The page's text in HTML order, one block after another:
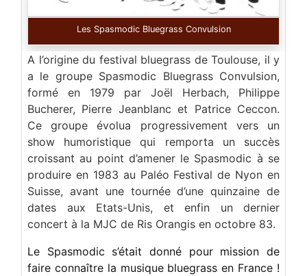
Les Spasmodic Bluegrass Convulsion
A l’origine du festival bluegrass de Toulouse, il y
a le groupe Spasmodic Bluegrass Convulsion,
formé en 1979 par Joël Herbach, Philippe
Bucherer, Pierre Jeanblanc et Patrice Ceccon.
Ce groupe évolua progressivement vers un
show humoristique qui remporta un succès
croissant au point d’amener le Spasmodic à se
produire en 1983 au Paléo Festival de Nyon en
Suisse, avant une tournée d’une quinzaine de
dates aux Etats-Unis, et enfin un dernier
concert à la MJC de Ris Orangis en octobre 83.
Le Spasmodic s’était donné pour mission de
faire connaître la musique bluegrass en France !